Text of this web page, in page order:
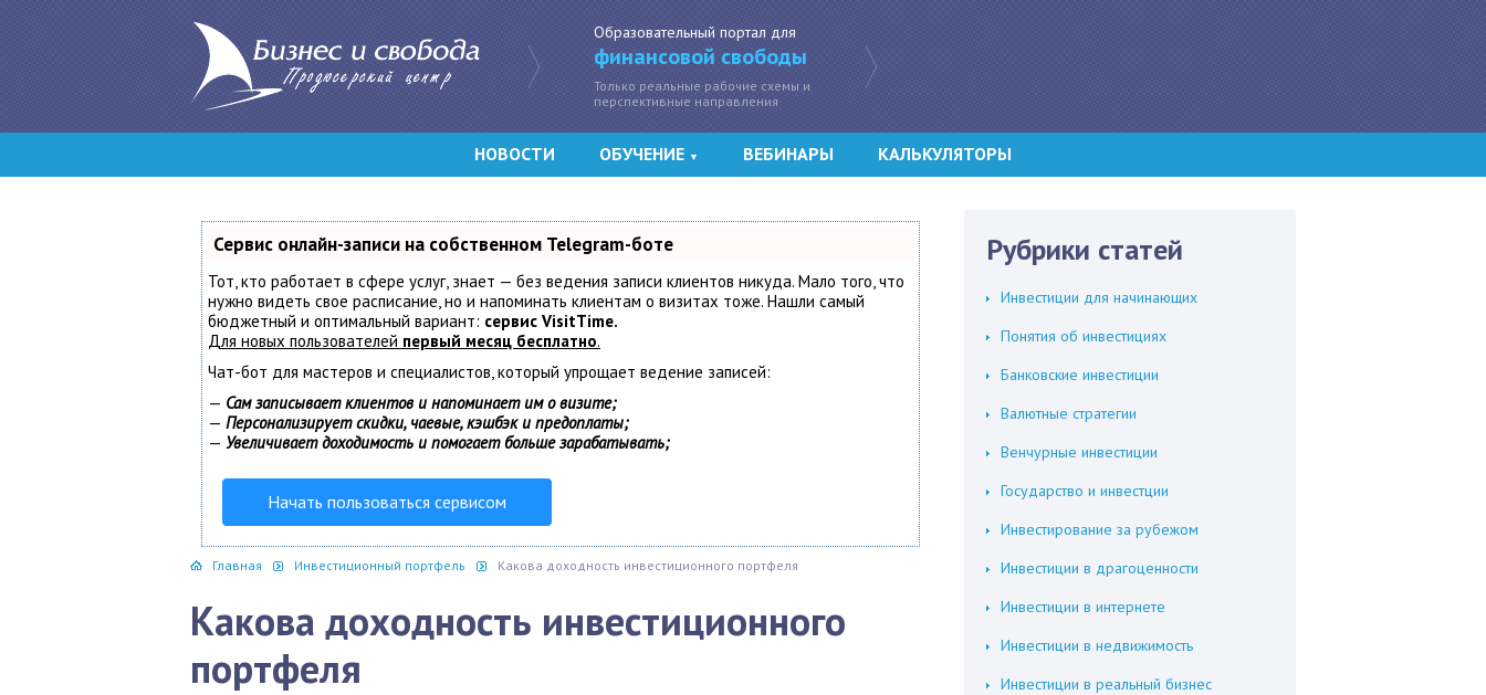
Образовательный портал для
финансовой свободы
Только реальные рабочие схемы и
перспективные направления
НОВОСТИ ОБУЧЕНИЕ ▼ ВЕБИНАРЫ КАЛЬКУЛЯТОРЫ
Сервис онлайн-записи на собственном Telegram-боте
Тот, кто работает в сфере услуг, знает — без ведения записи клиентов никуда. Мало того, что
нужно видеть свое расписание, но и напоминать клиентам о визитах тоже. Нашли самый
бюджетный и оптимальный вариант: сервис VisitTime.
Для новых пользователей первый месяц бесплатно.
Чат-бот для мастеров и специалистов, который упрощает ведение записей:
— Сам записывает клиентов и напоминает им о визите;
— Персонализирует скидки, чаевые, кэшбэк и предоплаты;
— Увеличивает доходимость и помогает больше зарабатывать;
Начать пользоваться сервисом
Главная Инвестиционный портфель Какова доходность инвестиционного портфеля
Какова доходность инвестиционного
портфеля
Рубрики статей
Инвестиции для начинающих
Понятия об инвестициях
Банковские инвестиции
Валютные стратегии
Венчурные инвестиции
Государство и инвестции
Инвестирование за рубежом
Инвестиции в драгоценности
Инвестиции в интернете
Инвестиции в недвижимость
Инвестиции в реальный бизнес